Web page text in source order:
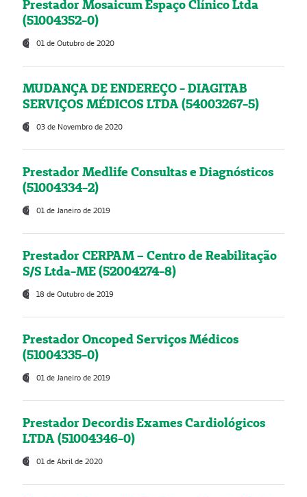
Prestador Mosaicum Espaço Clínico Ltda
(51004352-0)
01 de Outubro de 2020
MUDANÇA DE ENDEREÇO - DIAGITAB
SERVIÇOS MÉDICOS LTDA (54003267-5)
03 de Novembro de 2020
Prestador Medlife Consultas e Diagnósticos
(51004334-2)
01 de Janeiro de 2019
Prestador CERPAM – Centro de Reabilitação
S/S Ltda-ME (52004274-8)
18 de Outubro de 2019
Prestador Oncoped Serviços Médicos
(51004335-0)
01 de Janeiro de 2019
Prestador Decordis Exames Cardiológicos
LTDA (51004346-0)
01 de Abril de 2020